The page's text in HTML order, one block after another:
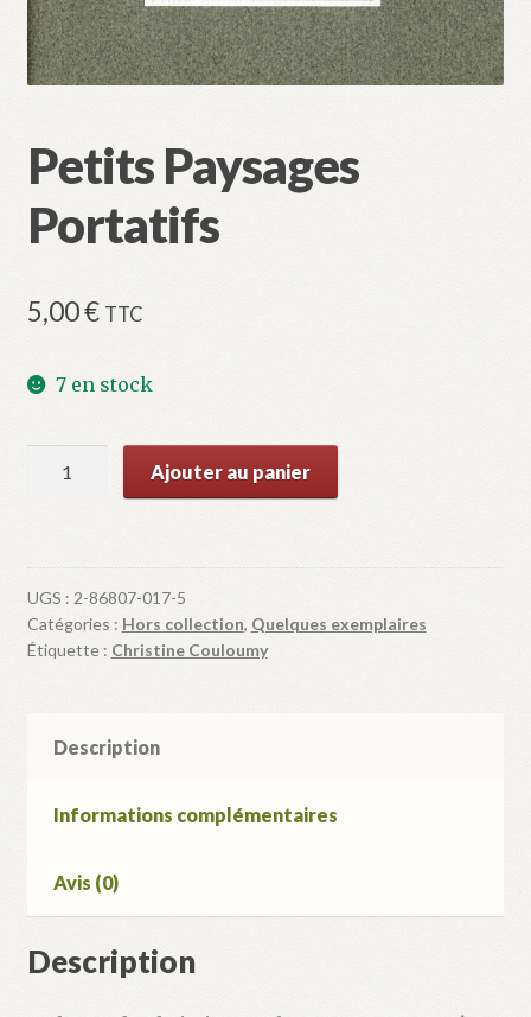
Petits Paysages
Portatifs
5,00€ TTC
7 en stock
Ajouter au panier
UGS : 2-86807-017-5
Catégories : Hors collection, Quelques exemplaires
Étiquette : Christine Couloumy
Description
Informations complémentaires
Avis (0)
Description